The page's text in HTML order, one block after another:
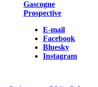
Gascogne
Prospective
E-mail
Facebook
Bluesky
Instagram